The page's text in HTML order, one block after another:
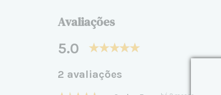
Avaliações
5.0
2 avaliações